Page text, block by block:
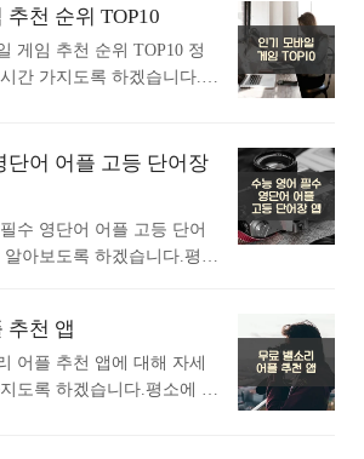
경과 찬송"로 검색했을때 1
니다. 아래는 성경과 찬송,
, 기도, 찬양 어플에 대한
서 배란일 계산기어플로
플에 대해 궁금하시다면 따
달력 - 생리 및 가임기간
일 계산기"로 검색했을때 1
니다. 아래는 여성생리달력
신 배란 어플에 대한 자세한
여성을 위한 생리 및 가임
천 순위 TOP10
게임 추천 순위 TOP10 정
간 가지도록 하겠습니다.
궁금하시다면 따라오세요
- 리니지M MMORPG
수 있는 리니지M은 PC 시
일 환경에 맞춰 혁신적으
다. 언제 어디서나 거대
픈 필드를 통해 끊임없
감을 선사합니다. 리니지M
나는 끝없이 펼쳐지는 대규
스와 에스카로스 등 요일마
단어 어플 고등 단어장
수 영단어 어플 고등 단어
아보도록 하겠습니다.평소
스토어에서 수능 영어 필수
때 가장 인기있는 어플입
능 영어 필수 영단어 어플
추천 앱
어플 추천 앱에 대해 자세
도록 하겠습니다.평소에 무